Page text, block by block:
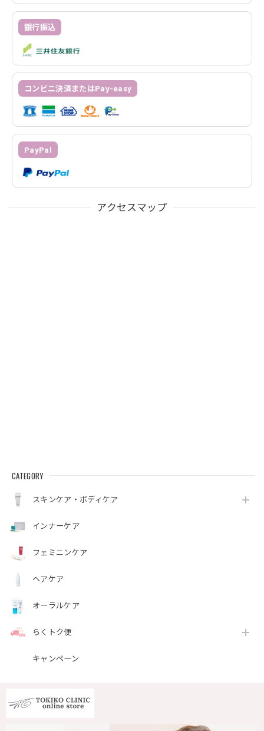
銀行振込
コンビニ決済またはPay-easy
PayPal
アクセスマップ
CATEGORY
スキンケア・ボディケア
インナーケア
フェミニンケア
ヘアケア
オーラルケア
らくトク便
キャンペーン